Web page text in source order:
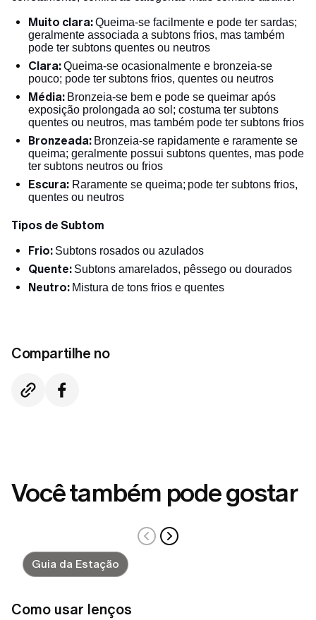
Muito clara:Queima-se facilmente e pode ter sardas;
geralmente associada a subtons frios, mas também
pode ter subtons quentes ou neutros
Clara:Queima-se ocasionalmente e bronzeia-se
pouco; pode ter subtons frios, quentes ou neutros
Média: Bronzeia-se bem e pode se queimar após
exposição prolongada ao sol; costuma ter subtons
quentes ou neutros, mas também pode ter subtons frios
Bronzeada: Bronzeia-se rapidamente e raramente se
queima; geralmente possui subtons quentes, mas pode
ter subtons neutros ou frios
Escura: Raramente se queima; pode ter subtons frios,
quentes ou neutros
Tipos de Subtom
Frio: Subtons rosados ou azulados
Quente: Subtons amarelados, pêssego ou dourados
Neutro: Mistura de tons frios e quentes
Compartilhe no
Você também pode gostar
Guia da Estação
Como usar lenços